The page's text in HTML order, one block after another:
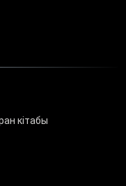
кітабы